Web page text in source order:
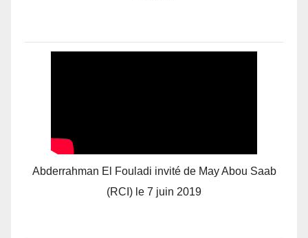
Abderrahman El Fouladi invité de May Abou Saab
(RCI) le 7 juin 2019